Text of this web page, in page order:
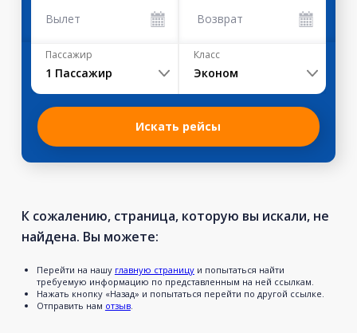
Вылет Возврат
Пассажир
1 Пассажир
Класс
Эконом
Искать рейсы
К сожалению, страница, которую вы искали, не
найдена. Вы можете:
Перейти на нашу главную страницуи попытаться найти
требуемую информацию по представленным на ней ссылкам.
Нажать кнопку «Назад» и попытаться перейти по другой ссылке.
Отправить нам отзыв.